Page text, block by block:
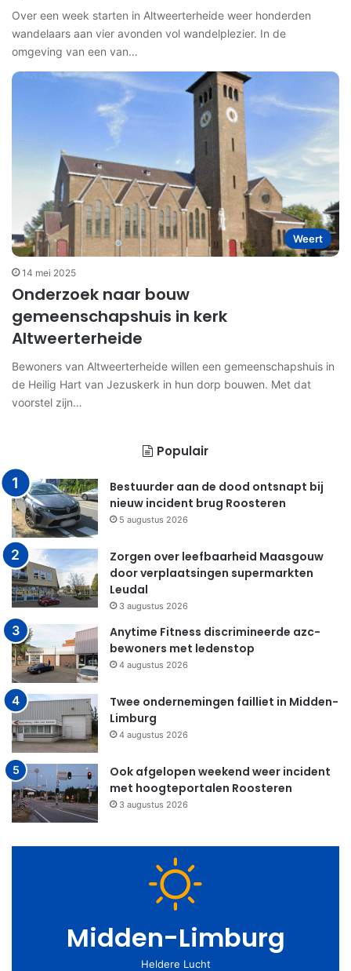
Over een week starten in Altweerterheide weer honderden
wandelaars aan vier avonden vol wandelplezier. In de
omgeving van een van…
Weert
14 mei 2025
Onderzoek naar bouw
gemeenschapshuis in kerk
Altweerterheide
Bewoners van Altweerterheide willen een gemeenschapshuis in
de Heilig Hart van Jezuskerk in hun dorp bouwen. Met dat
voorstel zijn…
Populair
Bestuurder aan de dood ontsnapt bij
nieuw incident brug Roosteren
5 augustus 2026
Zorgen over leefbaarheid Maasgouw
door verplaatsingen supermarkten
Leudal
3 augustus 2026
Anytime Fitness discrimineerde azc-
bewoners met ledenstop
4 augustus 2026
Twee ondernemingen failliet in Midden-
Limburg
4 augustus 2026
Ook afgelopen weekend weer incident
met hoogteportalen Roosteren
3 augustus 2026
Midden-Limburg
Heldere Lucht